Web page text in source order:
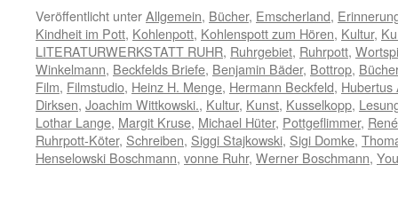
Veröffentlicht unterAllgemein, Bücher, Emscherland,
Kindheit im Pott, Kohlenpott, Kohlenspott zum Hören, Kultur,
LITERATURWERKSTATT RUHR, Ruhrgebiet, Ruhrpott,
Winkelmann, Beckfelds Briefe, Benjamin Bäder, Bottrop, Bücher
Film, Filmstudio, Heinz H. Menge, Hermann Beckfeld, Hubertus
Dirksen, Joachim Wittkowski., Kultur, Kunst, Kusselkopp,
Lothar Lange, Margit Kruse, Michael Hüter, Pottgeflimmer,
Ruhrpott-Köter, Schreiben, Siggi Stajkowski, Sigi Domke,
Henselowski Boschmann, vonne Ruhr, Werner Boschmann,